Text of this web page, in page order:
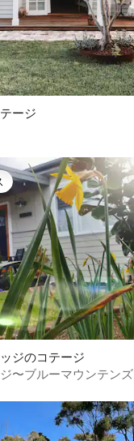
ージ
イスです。
ジのコテージ
〜ブルーマウンテンズ